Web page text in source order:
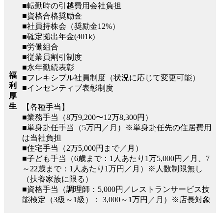
福
利
厚
生
■転勤時の引越費用会社負担
■資格合格奨励金
■社員持株会（奨励金12%）
■確定拠出年金(401k)
■労働組合
■従業員割引制度
■永年勤続表彰
■フレキシブル社員制度（状況に応じて変更可能）
■インセンティブ表彰制度
【各種手当】
■業務手当（8万9,200〜12万8,300円）
■単身赴任手当（5万円／月）※単身赴任先の住居費用
は当社負担
■住宅手当（2万5,000円まで／月）
■子ども手当（6歳まで：1人あたり1万5,000円／月、7
～22歳まで：1人あたり1万円／月）※人数制限無し
（扶養家族に限る）
■資格手当（調理師：5,000円／レストランサービス技
能検定（3級～1級）： 3,000～1万円／月）※店長対象